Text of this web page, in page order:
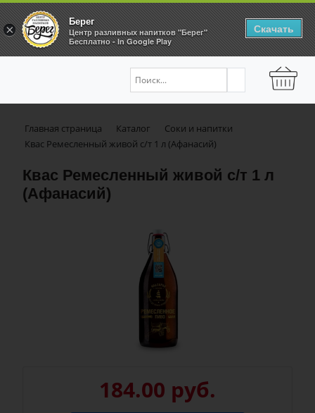
Главная страница Каталог
Соки и напитки
Квас Ремесленный живой с/т 1 л (Афанасий)
Квас Ремесленный живой с/т 1 л
(Афанасий)
184.00 руб.
×
Берег
Центр разливных напитков "Берег"
Бесплатно - In Google Play
Скачать